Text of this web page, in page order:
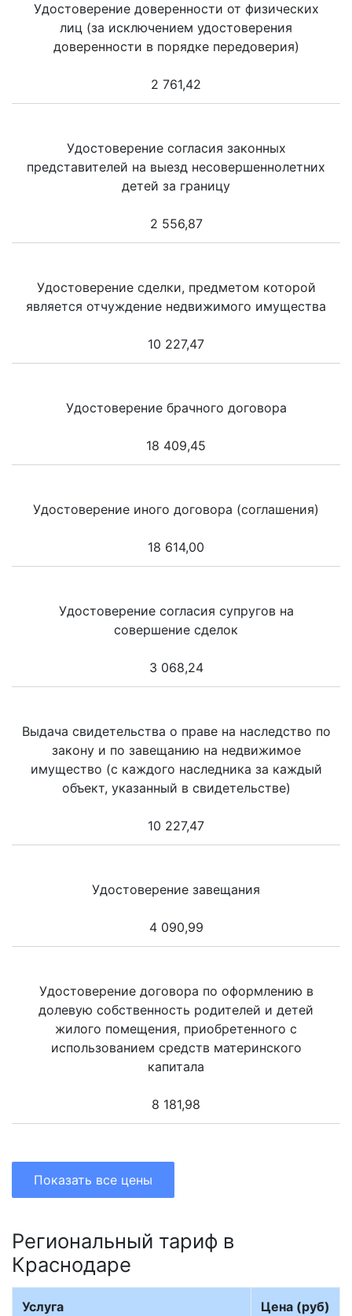
Удостоверение доверенности от физических
лиц (за исключением удостоверения
доверенности в порядке передоверия)
2 761,42
Удостоверение согласия законных
представителей на выезд несовершеннолетних
детей за границу
2 556,87
Удостоверение сделки, предметом которой
является отчуждение недвижимого имущества
10 227,47
Удостоверение брачного договора
18 409,45
Удостоверение иного договора (соглашения)
18 614,00
Удостоверение согласия супругов на
совершение сделок
3 068,24
Выдача свидетельства о праве на наследство по
закону и по завещанию на недвижимое
имущество (с каждого наследника за каждый
объект, указанный в свидетельстве)
10 227,47
Удостоверение завещания
4 090,99
Удостоверение договора по оформлению в
долевую собственность родителей и детей
жилого помещения, приобретенного с
использованием средств материнского
капитала
8 181,98
Показать все цены
Региональный тариф в
Краснодаре
Услуга Цена (руб)